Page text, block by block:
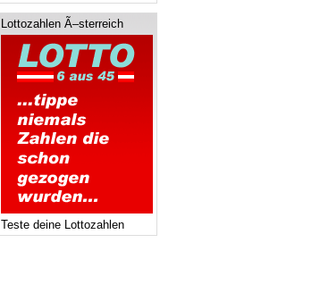
Lottozahlen Ã–sterreich
Teste deine Lottozahlen